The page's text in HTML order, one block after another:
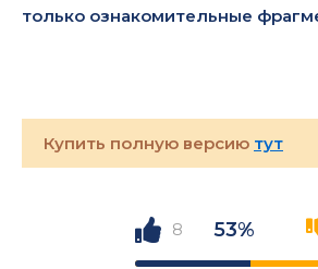
только ознакомительные
Купить полную версию тут
8 53%